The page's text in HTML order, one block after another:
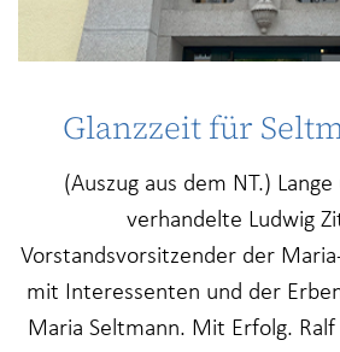
Glanzzeit für
(Auszug aus dem NT.)
verhandelte Ludwig
Vorstandsvorsitzender der
mit Interessenten und der
Maria Seltmann. Mit Erfolg.